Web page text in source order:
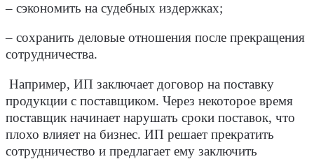
– сэкономить на судебных издержках;
– сохранить деловые отношения после прекращения
сотрудничества.
Например, ИП заключает договор на поставку
продукции с поставщиком. Через некоторое время
поставщик начинает нарушать сроки поставок, что
плохо влияет на бизнес. ИП решает прекратить
сотрудничество и предлагает ему заключить